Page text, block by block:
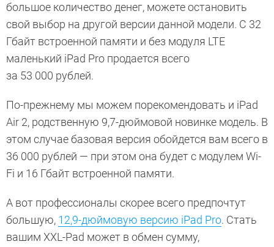
большое количество денег, можете остановить
свой выбор на другой версии данной модели. С 32
Гбайт встроенной памяти и без модуля LTE
маленький iPad Pro продается всего
за 53 000 рублей.
По-прежнему мы можем порекомендовать и iPad
Air 2, родственную 9,7-дюймовой новинке модель. В
этом случае базовая версия обойдется вам всего в
36 000 рублей — при этом она будет с модулем Wi-
Fi и 16 Гбайт встроенной памяти.
А вот профессионалы скорее всего предпочтут
большую, 12,9-дюймовую версию iPad Pro. Стать
вашим XXL-Pad может в обмен сумму,